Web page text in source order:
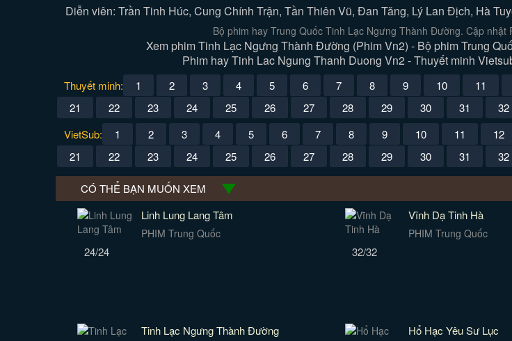
Diễn viên: Trần Tinh Húc, Cung Chính Trận, Tần Thiên Vũ, Đan Tăng, Lý Lan Địch, Hà
Bộ phim hay Trung Quốc Tinh Lạc Ngưng Thành Đường. Cập
Xem phim Tinh Lạc Ngưng Thành Đường (Phim Vn2) - Bộ phim Trung
Phim hay Tinh Lac Ngung Thanh Duong Vn2 - Thuyết minh
Thuyết minh: 1 2 3 4 5 6 7 8 9 10 11
21
22 23 24 25 26 27 28 29 30 31 32
VietSub:
1 2 3 4 5 6 7 8 9 10 11 12
21
22 23 24 25 26 27 28 29 30 31 32
CÓ THỂ BẠN MUỐN XEM
Linh Lung Lang Tâm
PHIM Trung Quốc
24/24
Vĩnh Dạ Tinh Hà
PHIM Trung Quốc
32/32
Tinh Lạc Ngưng Thành Đường Hổ Hạc Yêu Sư Lục